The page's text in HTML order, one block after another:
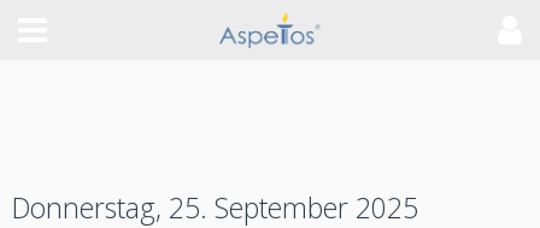
Donnerstag, 25. September 2025